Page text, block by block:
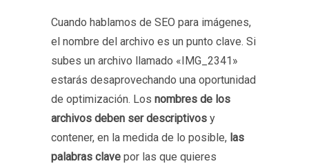
Cuando hablamos de SEO para imágenes,
el nombre del archivo es un punto clave. Si
subes un archivo llamado «IMG_2341»
estarás desaprovechando una oportunidad
de optimización. Los nombres de los
archivos deben ser descriptivos y
contener, en la medida de lo posible, las
palabras clave por las que quieres